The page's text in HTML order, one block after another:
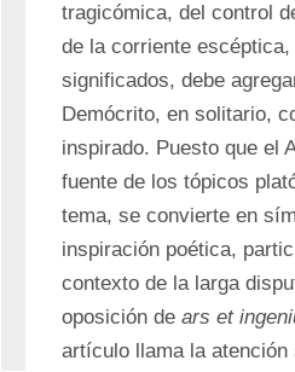
tragicómica, del control
de la corriente
significados, debe
Demócrito, en solitario,
inspirado. Puesto que el
fuente de los tópicos
tema, se convierte en
inspiración poética,
contexto de la larga
oposición de ars et
artículo llama la atención